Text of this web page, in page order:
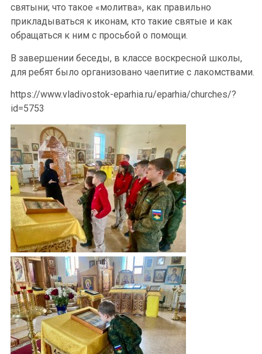
святыни; что такое «молитва», как правильно
прикладываться к иконам, кто такие святые и как
обращаться к ним с просьбой о помощи.
В завершении беседы, в классе воскресной школы,
для ребят было организовано чаепитие с лакомствами.
https://www.vladivostok-eparhia.ru/eparhia/churches/?
id=5753